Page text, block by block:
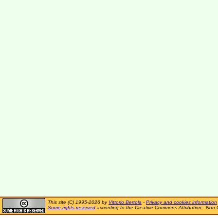
This site (C) 1995-2026 by Vittorio Bertola - Privacy and cookies information
Some rights reserved according to the Creative Commons Attribution - Non